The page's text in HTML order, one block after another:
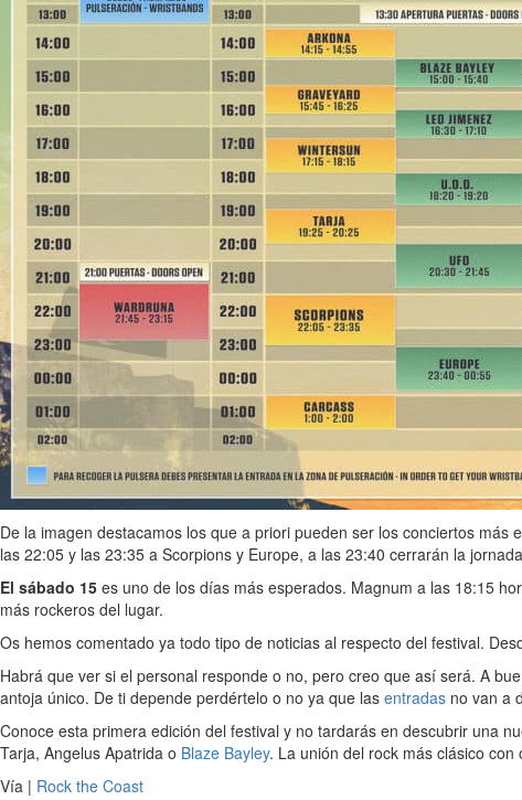
De la imagen destacamos los que a priori pueden ser los conciertos más
las 22:05 y las 23:35 a Scorpions y Europe, a las 23:40 cerrarán la
El sábado 15 es uno de los días más esperados. Magnum a las 18:15
más rockeros del lugar.
Os hemos comentado ya todo tipo de noticias al respecto del festival.
Habrá que ver si el personal responde o no, pero creo que así será. A
antoja único. De ti depende perdértelo o no ya que las entradas no van a
Conoce esta primera edición del festival y no tardarás en descubrir una
Tarja, Angelus Apatrida o Blaze Bayley. La unión del rock más clásico
Vía | Rock the Coast